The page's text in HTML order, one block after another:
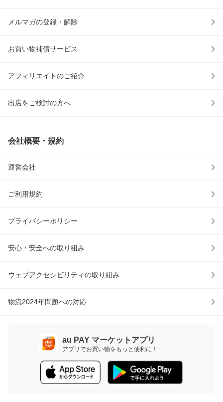
メルマガの登録・解除
お買い物補償サービス
アフィリエイトのご紹介
出店をご検討の方へ
会社概要・規約
運営会社
ご利用規約
プライバシーポリシー
安心・安全への取り組み
ウェブアクセシビリティの取り組み
物流2024年問題への対応
au PAY マーケットアプリ
アプリでお買い物をもっと便利に！